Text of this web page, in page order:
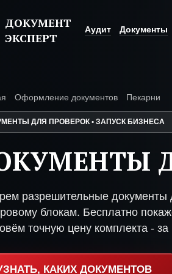
ДОКУМЕНТ
ЭКСПЕРТ
Аудит Документы
Оформление документов Пекарни
ДЛЯ ПРОВЕРОК • ЗАПУСК БИЗНЕСА
разрешительные документы
блокам. Бесплатно
точную цену комплекта - за
КАКИХ ДОКУМЕНТОВ